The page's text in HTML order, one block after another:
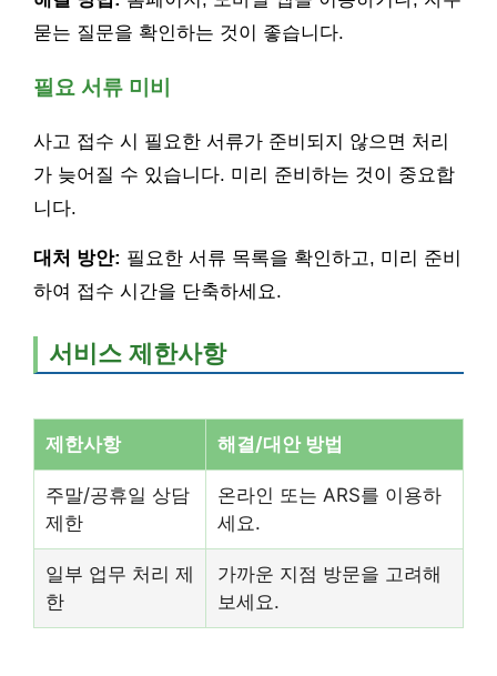
묻는 질문을 확인하는 것이 좋습니다.
필요 서류 미비
사고 접수 시 필요한 서류가 준비되지 않으면 처리
가 늦어질 수 있습니다. 미리 준비하는 것이 중요합
니다.
대처 방안: 필요한 서류 목록을 확인하고, 미리 준비
하여 접수 시간을 단축하세요.
서비스 제한사항
제한사항 해결/대안 방법
주말/공휴일 상담
제한
온라인 또는 ARS를 이용하
세요.
일부 업무 처리 제
한
가까운 지점 방문을 고려해
보세요.